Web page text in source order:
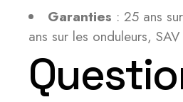
Garanties : 25 ans
ans sur les onduleurs,